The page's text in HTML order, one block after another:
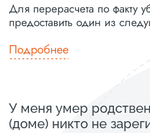
Для перерасчета по факту
предоставить один из
Подробнее
У меня умер
(доме) никто не